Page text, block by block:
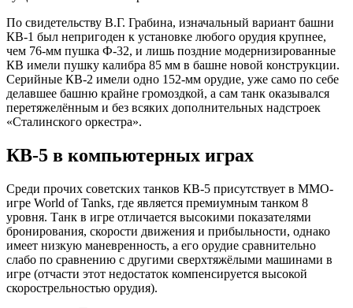
По свидетельству В.Г. Грабина, изначальный вариант башни
КВ-1 был непригоден к установке любого орудия крупнее,
чем 76-мм пушка Ф-32, и лишь поздние модернизированные
КВ имели пушку калибра 85 мм в башне новой конструкции.
Серийные КВ-2 имели одно 152-мм орудие, уже само по себе
делавшее башню крайне громоздкой, а сам танк оказывался
перетяжелённым и без всяких дополнительных надстроек
«Сталинского оркестра».
КВ-5 в компьютерных играх
Среди прочих советских танков КВ-5 присутствует в MMO-
игре World of Tanks, где является премиумным танком 8
уровня. Танк в игре отличается высокими показателями
бронирования, скорости движения и прибыльности, однако
имеет низкую маневренность, а его орудие сравнительно
слабо по сравнению с другими сверхтяжёлыми машинами в
игре (отчасти этот недостаток компенсируется высокой
скорострельностью орудия).